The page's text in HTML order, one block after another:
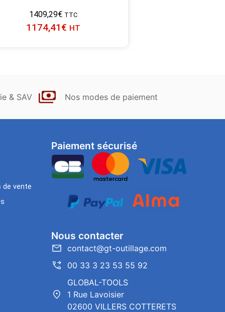
1409,29€ TTC
1174,41€ HT
& SAV Nos modes de paiement
de vente
Paiement sécurisé
Nous contacter
contact@gt-outillage.com
00 33 3 23 53 55 92
GLOBAL-TOOLS
1 Rue Lavoisier
02600 VILLERS COTTERETS